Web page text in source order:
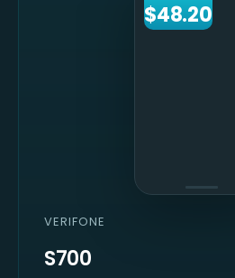
$48.20
VERIFONE
S700